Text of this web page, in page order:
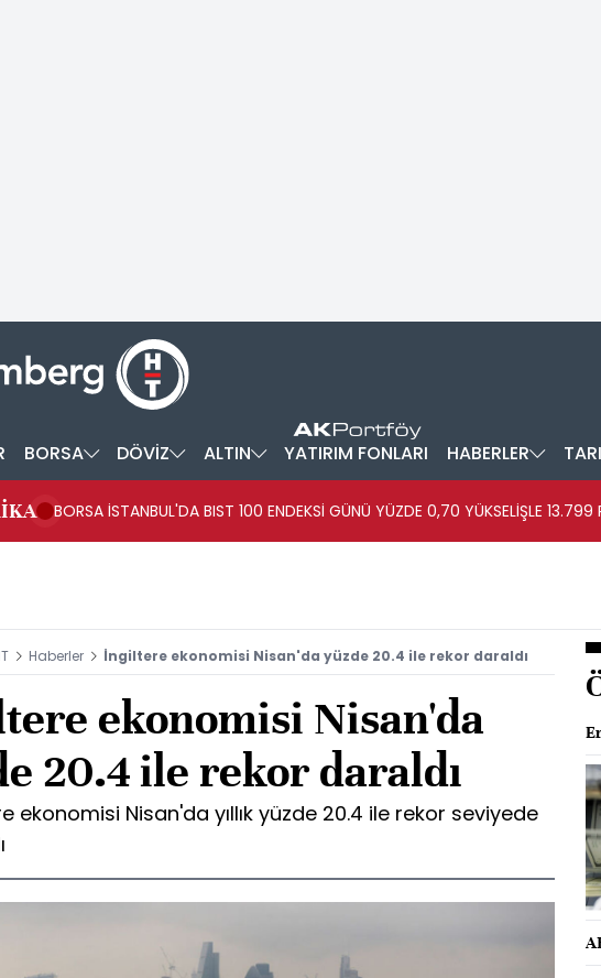
BORSA DÖVİZ ALTIN YATIRIM FONLARI HABERLER
BORSA İSTANBUL'DA BIST 100 ENDEKSİ GÜNÜ YÜZDE 0,70 YÜKSELİŞLE
Haberler İngiltere ekonomisi Nisan'da yüzde 20.4 ile rekor daraldı
ekonomisi Nisan'da
20.4 ile rekor daraldı
ekonomisi Nisan'da yıllık yüzde 20.4 ile rekor seviyede